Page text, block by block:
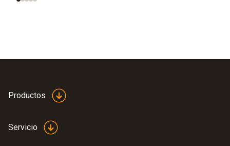
Productos
Servicio